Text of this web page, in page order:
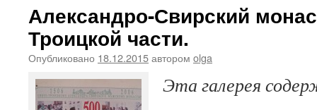
Александро-Свирский
Троицкой части.
Опубликовано 18.12.2015автором olga
Эта галерея